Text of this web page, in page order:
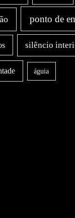
ponto de
silêncio
águia